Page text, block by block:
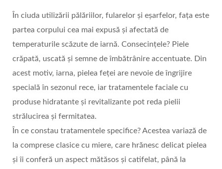
În ciuda utilizării pălăriilor, fularelor și eșarfelor, fața este
partea corpului cea mai expusă și afectată de
temperaturile scăzute de iarnă. Consecințele? Piele
crăpată, uscată și semne de îmbătrânire accentuate. Din
acest motiv, iarna, pielea feței are nevoie de îngrijire
specială în sezonul rece, iar tratamentele faciale cu
produse hidratante și revitalizante pot reda pielii
strălucirea și fermitatea.
În ce constau tratamentele specifice? Acestea variază de
la comprese clasice cu miere, care hrănesc delicat pielea
și îi conferă un aspect mătăsos și catifelat, până la